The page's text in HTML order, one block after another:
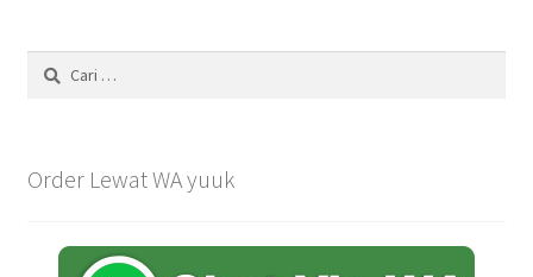
Cari
untuk:
Order Lewat WA yuuk